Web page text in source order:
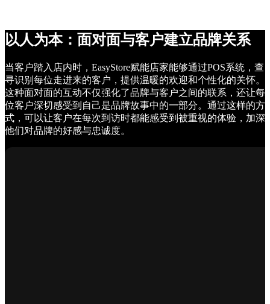
以人为本：面对面与客户建立品牌关系
当客户踏入店内时，EasyStore赋能店家能够通过POS系统，查
寻识别每位走进来的客户，提供温暖的欢迎和个性化的关怀。
这种面对面的互动不仅强化了品牌与客户之间的联系，还让每
位客户深切感受到自己是品牌故事中的一部分。通过这样的方
式，可以让客户在每次到访时都能感受到被重视的体验，加深
他们对品牌的好感与忠诚度。